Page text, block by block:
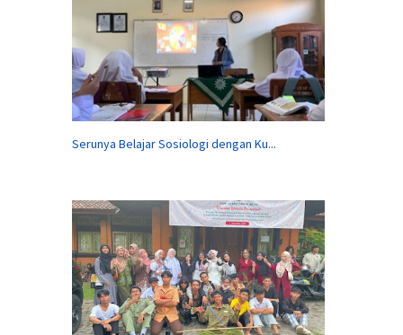
Serunya Belajar Sosiologi dengan Ku...